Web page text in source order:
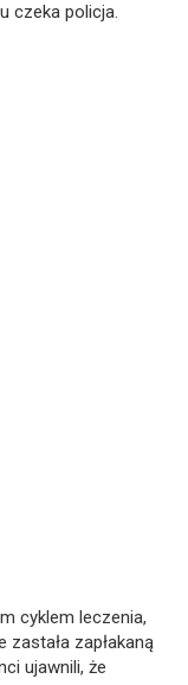
czeka policja.
cyklem leczenia,
zastała zapłakaną
ujawnili, że